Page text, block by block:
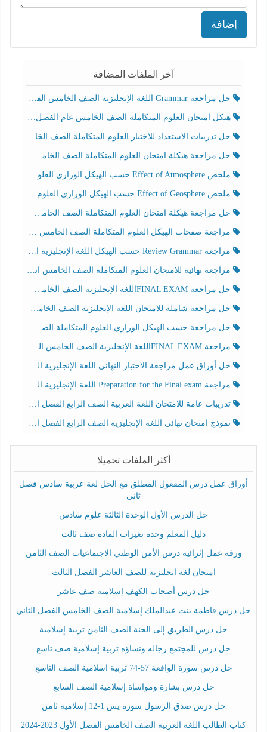
إضافة
آخر الملفات المضافة
حل مراجعة Grammar اللغة الإنجليزية الصف الخامس الفصل الثالث
هيكل امتحان العلوم المتكاملة الصف الخامس عام الفصل الدراسي الثالث 2025-2026
حل تدريبات الاستعداد للاختبار العلوم المتكاملة الصف الخامس عام الفصل الثالث
حل مراجعة هيكلة امتحان العلوم المتكاملة الصف الخامس انسبير الفصل الثالث
ملخص Effect of Atmosphere حسب الهيكل الوزاري العلوم المتكاملة الصف الخامس انسبير الفصل الثالث
ملخص Effect of Geosphere حسب الهيكل الوزاري العلوم المتكاملة الصف الخامس انسبير الفصل الثالث
حل مراجعة هيكلة امتحان العلوم المتكاملة الصف الخامس عام الفصل الثالث
مراجعة صفحات الهيكل العلوم المتكاملة الصف الخامس انسبير الفصل الثالث
مراجعة Review Grammar حسب الهيكل اللغة الإنجليزية الصف الخامس الفصل الثالث
مراجعة نهائية للامتحان العلوم المتكاملة الصف الخامس انسبير الفصل الثالث
حل مراجعة FINAL EXAMاللغة الإنجليزية الصف الخامس الفصل الثالث
حل مراجعة شاملة للامتحان اللغة الإنجليزية الصف الخامس الفصل الثالث
حل مراجعة حسب الهيكل الوزاري العلوم المتكاملة الصف الخامس عام الفصل الثالث
مراجعة FINAL EXAMاللغة الإنجليزية الصف الخامس الفصل الثالث
حل أوراق عمل مراجعة الاختبار النهائي اللغة الإنجليزية الصف الرابع الفصل الثالث
مراجعة Preparation for the Final exam اللغة الإنجليزية الصف الرابع الفصل الثالث
تدريبات عامة للامتحان اللغة العربية الصف الرابع الفصل الثالث
نموذج امتحان نهائي اللغة الإنجليزية الصف الرابع الفصل الثالث
أكثر الملفات تحميلا
أوراق عمل درس المفعول المطلق مع الحل لغة عربية سادس فصل
ثاني
حل الدرس الأول الوحدة الثالثة علوم سادس
دليل المعلم وحدة تغيرات المادة صف ثالث
ورقة عمل إثرائية درس الأمن الوطني الاجتماعيات الصف الثامن
امتحان لغة انجليزية للصف العاشر الفصل الثالث
حل درس أصحاب الكهف إسلامية صف عاشر
حل درس فاطمة بنت عبدالملك إسلامية الصف الخامس الفصل الثاني
حل درس الطريق إلى الجنة الصف الثامن تربية إسلامية
حل درس للمجتمع رجاله ونساؤه تربية إسلامية صف تاسع
حل درس سورة الواقعة 57-74 تربية اسلامية الصف التاسع
حل درس بشارة ومواساة إسلامية الصف السابع
حل درس صدق الرسول سورة يس 1-12 إسلامية ثامن
كتاب الطالب اللغة العربية الصف الخامس الفصل الأول 2023-2024